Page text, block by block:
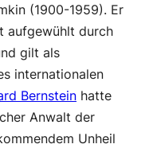
(1900-1959). Er
aufgewühlt durch
gilt als
internationalen
Bernstein hatte
Anwalt der
Unheil